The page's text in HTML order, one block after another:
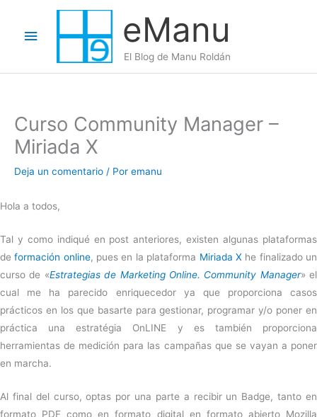
contenido
eManu
El Blog de Manu Roldán
Menú
principal
Curso Community Manager –
Miriada X
Deja un comentario / Por emanu
Hola a todos,
Tal y como indiqué en post anteriores, existen algunas plataformas
deformación online, pues en la plataforma Miriada Xhe finalizado un
curso de «Estrategias de Marketing Online. Community Manager» el
cual me ha parecido enriquecedor ya que proporciona casos
prácticos en los que basarte para gestionar, programar y/o poner en
práctica una estratégia OnLINE y es también proporciona
herramientas de medición para las campañas que se vayan a poner
en marcha.
Al final del curso, optas por una parte a recibir un Badge, tanto en
formato PDF como en formato digital en formato abierto Mozilla